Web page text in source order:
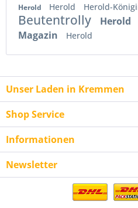
Herold
Herold Herold-
Beutentrolly Herold
Magazin
Herold
Unser Laden in Kremmen
Shop Service
Informationen
Newsletter